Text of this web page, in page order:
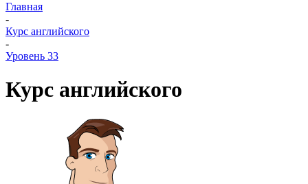
Главная
-
Курс английского
-
Уровень 33
Курс английского